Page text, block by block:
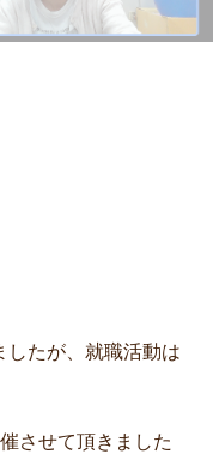
したが、就職活動は
させて頂きました